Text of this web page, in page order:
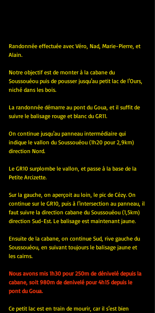
Randonnée effectuée avec Véro, Nad, Marie-Pierre, et
Alain.
Notre objectif est de monter à la cabane du
Soussouéou puis de pousser jusqu'au petit lac de l'Ours,
niché dans les bois.
La randonnée démarre au pont du Goua, et il suffit de
suivre le balisage rouge et blanc du GR11.
On continue jusqu'au panneau intermédiaire qui
indique le vallon du Soussouéou (1h20 pour 2,9km)
direction Nord.
Le GR10 surplombe le vallon, et passe à la base de la
Petite Arcizette.
Sur la gauche, on aperçoit au loin, le pic de Cézy. On
continue sur le GR10, puis à l'intersection au panneau, il
faut suivre la direction cabane du Soussouéou (1,5km)
direction Sud-Est. Le balisage est maintenant jaune.
Ensuite de la cabane, on continue Sud, rive gauche du
Soussouéou, en suivant toujours le balisage jaune et
les cairns.
Nous avons mis 1h30 pour 250m de dénivelé depuis la
cabane, soit 980m de denivelé pour 4h15 depuis le
pont du Goua.
Ce petit lac est en train de mourir, car il s'est bien